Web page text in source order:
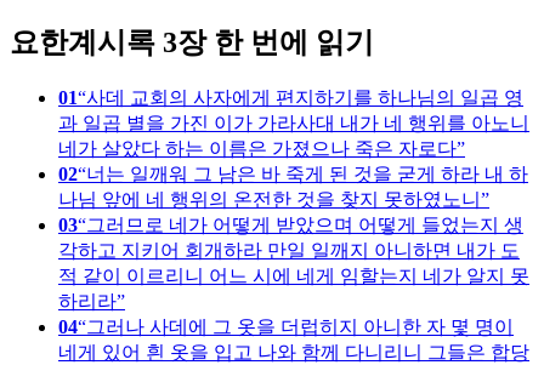
요한계시록 3장 한 번에 읽기
01 사데 교회의 사자에게 편지하기를 하나님의 일곱 영
과 일곱 별을 가진 이가 가라사대 내가 네 행위를 아노니
네가 살았다 하는 이름은 가졌으나 죽은 자로다
02 너는 일깨워 그 남은 바 죽게 된 것을 굳게 하라 내 하
나님 앞에 네 행위의 온전한 것을 찾지 못하였노니
03 그러므로 네가 어떻게 받았으며 어떻게 들었는지 생
각하고 지키어 회개하라 만일 일깨지 아니하면 내가 도
적 같이 이르리니 어느 시에 네게 임할는지 네가 알지 못
하리라
04 그러나 사데에 그 옷을 더럽히지 아니한 자 몇 명이
네게 있어 흰 옷을 입고 나와 함께 다니리니 그들은 합당